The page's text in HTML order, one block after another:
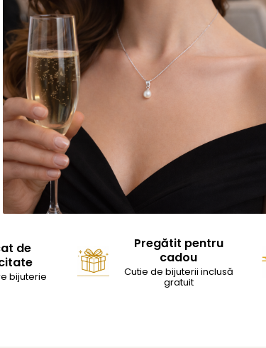
de
bijuterie
Pregătit pentru
cadou
Cutie de bijuterii inclusă
gratuit